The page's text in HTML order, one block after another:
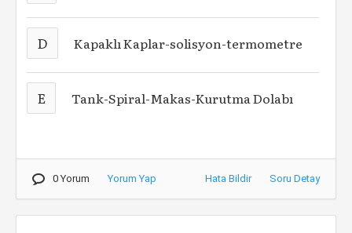
D Kapaklı Kaplar-solisyon-termometre
E Tank-Spiral-Makas-Kurutma Dolabı
0 Yorum Yorum Yap Hata Bildir Soru Detay